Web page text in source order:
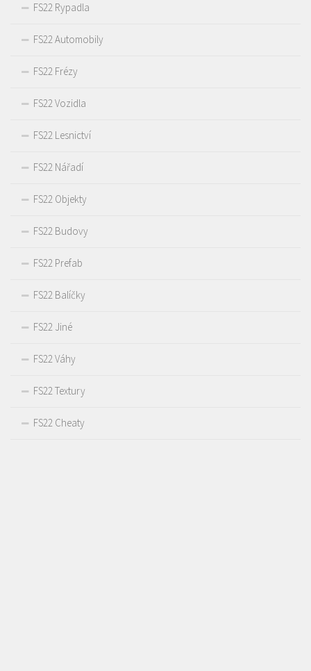
FS22 Rypadla
FS22 Automobily
FS22 Frézy
FS22 Vozidla
FS22 Lesnictví
FS22 Nářadí
FS22 Objekty
FS22 Budovy
FS22 Prefab
FS22 Balíčky
FS22 Jiné
FS22 Váhy
FS22 Textury
FS22 Cheaty